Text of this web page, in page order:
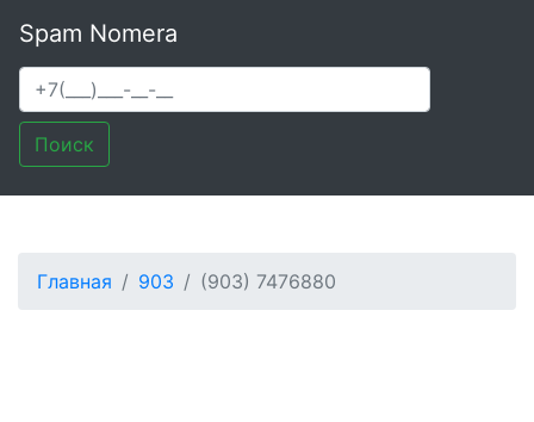
Spam Nomera
Поиск
Главная 903 (903) 7476880